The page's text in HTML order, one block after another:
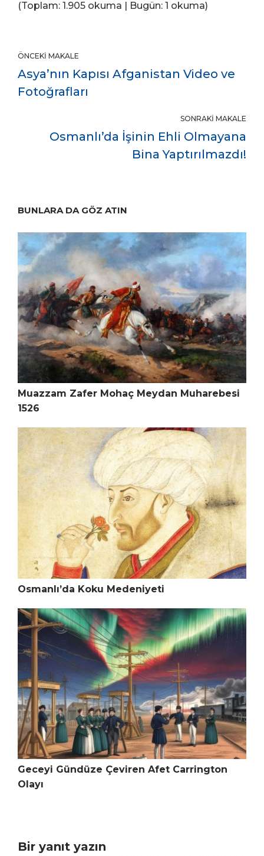
(Toplam: 1.905 okuma | Bugün: 1 okuma)
ÖNCEKI MAKALE
Asya’nın Kapısı Afganistan Video ve
Fotoğrafları
SONRAKI MAKALE
Osmanlı’da İşinin Ehli Olmayana
Bina Yaptırılmazdı!
BUNLARA DA GÖZ ATIN
Muazzam Zafer Mohaç Meydan Muharebesi
1526
Osmanlı’da Koku Medeniyeti
Geceyi Gündüze Çeviren Afet Carrington
Olayı
Bir yanıt yazın